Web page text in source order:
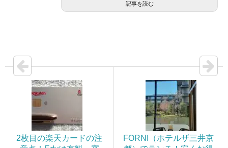
記事を読む
2枚目の楽天カードの注
FORNI（ホテルザ三井京